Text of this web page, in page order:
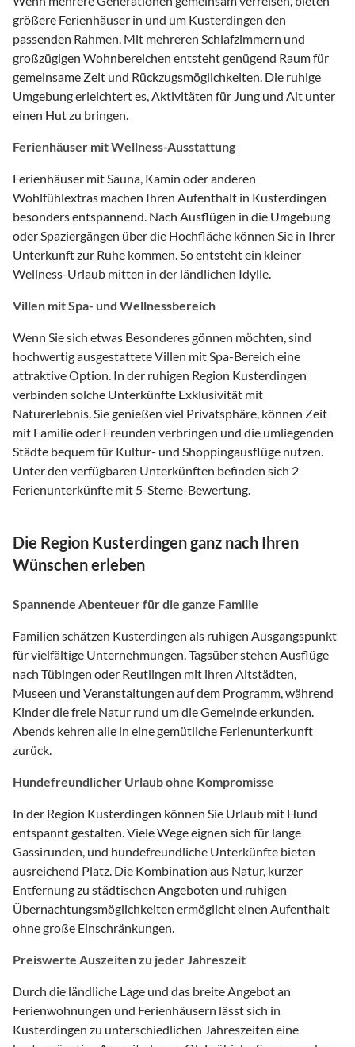
größere Ferienhäuser in und um Kusterdingen den
passenden Rahmen. Mit mehreren Schlafzimmern und
großzügigen Wohnbereichen entsteht genügend Raum für
gemeinsame Zeit und Rückzugsmöglichkeiten. Die ruhige
Umgebung erleichtert es, Aktivitäten für Jung und Alt unter
einen Hut zu bringen.
Ferienhäuser mit Wellness-Ausstattung
Ferienhäuser mit Sauna, Kamin oder anderen
Wohlfühlextras machen Ihren Aufenthalt in Kusterdingen
besonders entspannend. Nach Ausflügen in die Umgebung
oder Spaziergängen über die Hochfläche können Sie in Ihrer
Unterkunft zur Ruhe kommen. So entsteht ein kleiner
Wellness-Urlaub mitten in der ländlichen Idylle.
Villen mit Spa- und Wellnessbereich
Wenn Sie sich etwas Besonderes gönnen möchten, sind
hochwertig ausgestattete Villen mit Spa-Bereich eine
attraktive Option. In der ruhigen Region Kusterdingen
verbinden solche Unterkünfte Exklusivität mit
Naturerlebnis. Sie genießen viel Privatsphäre, können Zeit
mit Familie oder Freunden verbringen und die umliegenden
Städte bequem für Kultur- und Shoppingausflüge nutzen.
Unter den verfügbaren Unterkünften befinden sich 2
Ferienunterkünfte mit 5-Sterne-Bewertung.
Die Region Kusterdingen ganz nach Ihren
Wünschen erleben
Spannende Abenteuer für die ganze Familie
Familien schätzen Kusterdingen als ruhigen Ausgangspunkt
für vielfältige Unternehmungen. Tagsüber stehen Ausflüge
nach Tübingen oder Reutlingen mit ihren Altstädten,
Museen und Veranstaltungen auf dem Programm, während
Kinder die freie Natur rund um die Gemeinde erkunden.
Abends kehren alle in eine gemütliche Ferienunterkunft
zurück.
Hundefreundlicher Urlaub ohne Kompromisse
In der Region Kusterdingen können Sie Urlaub mit Hund
entspannt gestalten. Viele Wege eignen sich für lange
Gassirunden, und hundefreundliche Unterkünfte bieten
ausreichend Platz. Die Kombination aus Natur, kurzer
Entfernung zu städtischen Angeboten und ruhigen
Übernachtungsmöglichkeiten ermöglicht einen Aufenthalt
ohne große Einschränkungen.
Preiswerte Auszeiten zu jeder Jahreszeit
Durch die ländliche Lage und das breite Angebot an
Ferienwohnungen und Ferienhäusern lässt sich in
Kusterdingen zu unterschiedlichen Jahreszeiten eine